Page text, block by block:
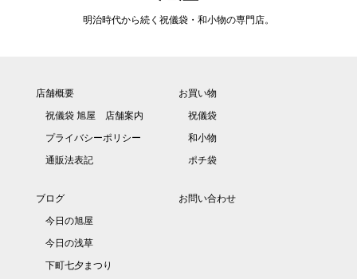
明治時代から続く祝儀袋・和小物の専門店。
店舗概要
祝儀袋 旭屋 店舗案内
プライバシーポリシー
通販法表記
お買い物
祝儀袋
和小物
ポチ袋
ブログ
今日の旭屋
今日の浅草
下町七夕まつり
お問い合わせ